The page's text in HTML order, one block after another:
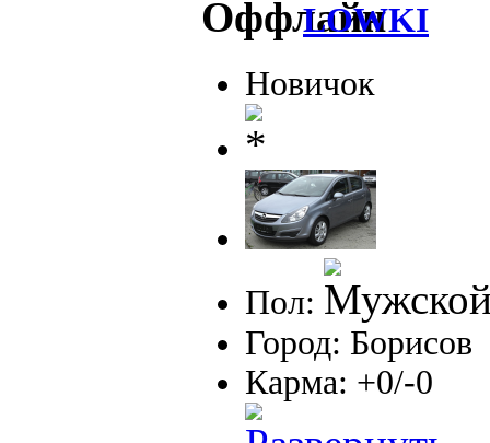
LOWKI
Новичок
Пол:
Город: Борисов
Карма: +0/-0